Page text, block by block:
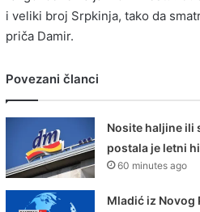
i veliki broj Srpkinja, tako da
priča Damir.
Povezani članci
Nosite haljine ili
postala je letni
60 minutes ago
Mladić iz Novog